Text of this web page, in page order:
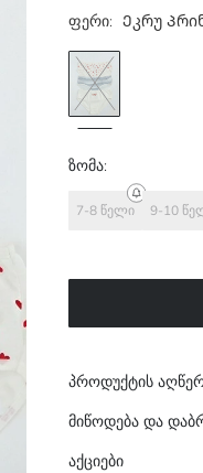
ფერი: Ეკრუ
ზომა:
7-8 წელი 9-10
პროდუქტის
მიწოდება და
აქციები